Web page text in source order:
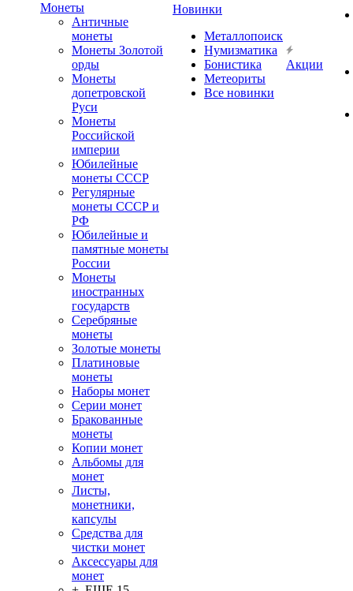
Монеты
Античные
монеты
Монеты Золотой
орды
Монеты
допетровской
Руси
Монеты
Российской
империи
Юбилейные
монеты СССР
Регулярные
монеты СССР и
РФ
Юбилейные и
памятные монеты
России
Монеты
иностранных
государств
Серебряные
монеты
Золотые монеты
Платиновые
монеты
Наборы монет
Серии монет
Бракованные
монеты
Копии монет
Альбомы для
монет
Листы,
монетники,
капсулы
Средства для
чистки монет
Аксессуары для
монет
Новинки
Металлопоиск
Нумизматика
Бонистика
Метеориты
Все новинки
Акции